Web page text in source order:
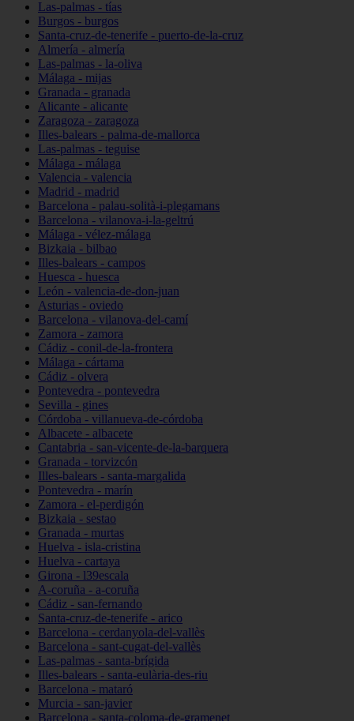
Las-palmas - tías
Burgos - burgos
Santa-cruz-de-tenerife - puerto-de-la-cruz
Almería - almería
Las-palmas - la-oliva
Málaga - mijas
Granada - granada
Alicante - alicante
Zaragoza - zaragoza
Illes-balears - palma-de-mallorca
Las-palmas - teguise
Málaga - málaga
Valencia - valencia
Madrid - madrid
Barcelona - palau-solità-i-plegamans
Barcelona - vilanova-i-la-geltrú
Málaga - vélez-málaga
Bizkaia - bilbao
Illes-balears - campos
Huesca - huesca
León - valencia-de-don-juan
Asturias - oviedo
Barcelona - vilanova-del-camí
Zamora - zamora
Cádiz - conil-de-la-frontera
Málaga - cártama
Cádiz - olvera
Pontevedra - pontevedra
Sevilla - gines
Córdoba - villanueva-de-córdoba
Albacete - albacete
Cantabria - san-vicente-de-la-barquera
Granada - torvizcón
Illes-balears - santa-margalida
Pontevedra - marín
Zamora - el-perdigón
Bizkaia - sestao
Granada - murtas
Huelva - isla-cristina
Huelva - cartaya
Girona - l39escala
A-coruña - a-coruña
Cádiz - san-fernando
Santa-cruz-de-tenerife - arico
Barcelona - cerdanyola-del-vallès
Barcelona - sant-cugat-del-vallès
Las-palmas - santa-brígida
Illes-balears - santa-eulària-des-riu
Barcelona - mataró
Murcia - san-javier
Barcelona - santa-coloma-de-gramenet